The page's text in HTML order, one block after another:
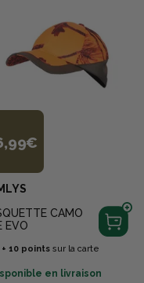
CAMO
EVO
+ 10pointssur la carte
en livraison